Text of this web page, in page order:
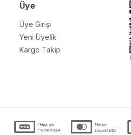
Üye
Üye Girişi
Yeni Üyelik
Kargo Takip